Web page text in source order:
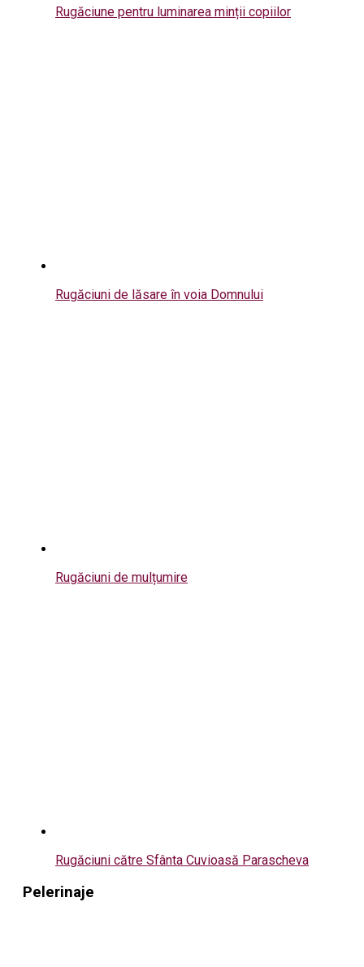
Rugăciune pentru luminarea minții copiilor
Rugăciuni de lăsare în voia Domnului
Rugăciuni de mulțumire
Rugăciuni către Sfânta Cuvioasă Parascheva
Pelerinaje